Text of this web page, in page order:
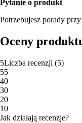
Pytanie o produkt
Potrzebujesz porady
Oceny
5Liczba recenzji (5)
55
40
30
20
10
Jak działają recenzje?